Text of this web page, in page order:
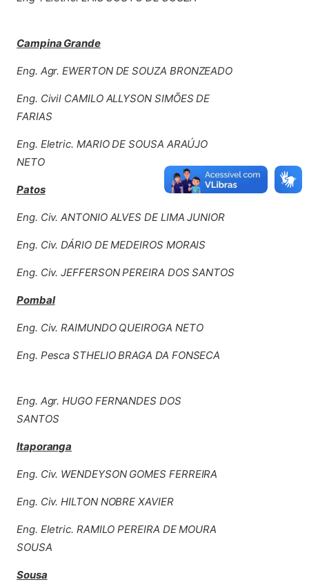
Campina Grande
Eng. Agr. EWERTON DE SOUZA BRONZEADO
Eng. Civil CAMILO ALLYSON SIMÕES DE
FARIAS
Eng. Eletric. MARIO DE SOUSA ARAÚJO
NETO
Patos
Eng. Civ. ANTONIO ALVES DE LIMA JUNIOR
Eng. Civ. DÁRIO DE MEDEIROS MORAIS
Eng. Civ. JEFFERSON PEREIRA DOS SANTOS
Pombal
Eng. Civ. RAIMUNDO QUEIROGA NETO
Eng. Pesca STHELIO BRAGA DA FONSECA
Eng. Agr. HUGO FERNANDES DOS
SANTOS
Itaporanga
Eng. Civ. WENDEYSON GOMES FERREIRA
Eng. Civ. HILTON NOBRE XAVIER
Eng. Eletric. RAMILO PEREIRA DE MOURA
SOUSA
Sousa